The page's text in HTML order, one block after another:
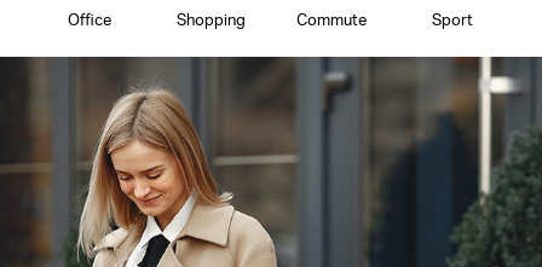
Office Shopping Commute Sport